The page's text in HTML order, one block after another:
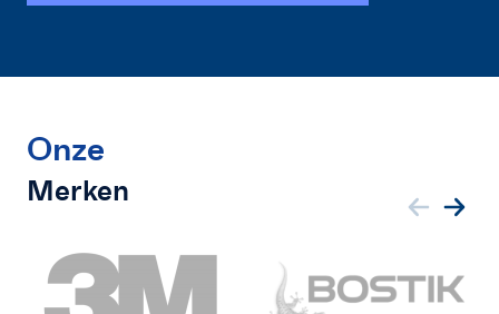
Onze
Merken